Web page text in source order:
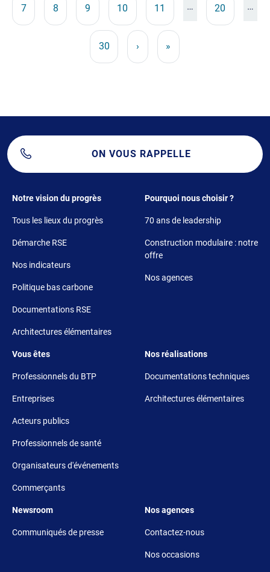
Page
7 Page
8 Page
9 Page
10 Page
11 … Page
20 …
Page
30 Page suivante
› Dernière page
»
ON VOUS RAPPELLE
Footer 1
Notre vision du progrès
Tous les lieux du progrès
Démarche RSE
Nos indicateurs
Politique bas carbone
Documentations RSE
Architectures élémentaires
Footer 2
Pourquoi nous choisir ?
70 ans de leadership
Construction modulaire : notre
offre
Nos agences
Footer 3
Vous êtes
Professionnels du BTP
Entreprises
Acteurs publics
Professionnels de santé
Organisateurs d'événements
Commerçants
Footer 4
Nos réalisations
Documentations techniques
Architectures élémentaires
Footer 5
Newsroom
Communiqués de presse
Footer 6
Nos agences
Contactez-nous
Nos occasions